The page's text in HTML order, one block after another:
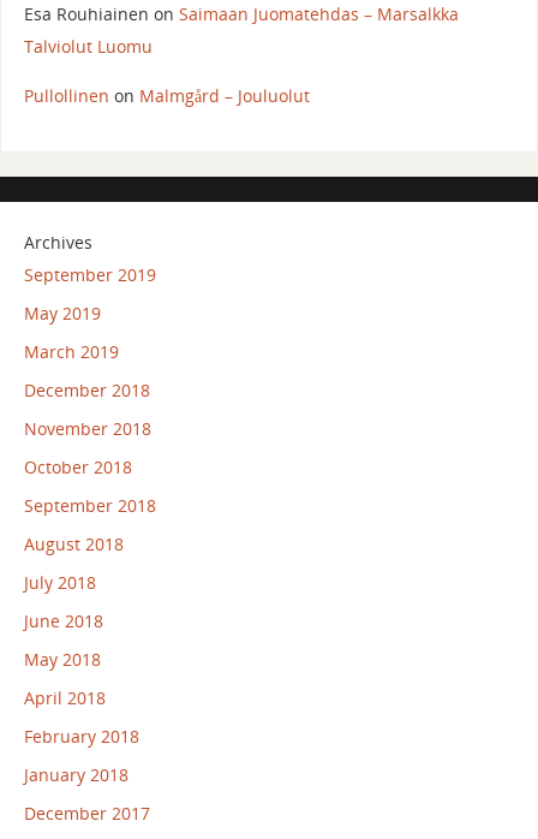
Esa Rouhiainen on Saimaan Juomatehdas – Marsalkka
Talviolut Luomu
Pullollinen on Malmgård – Jouluolut
Archives
September 2019
May 2019
March 2019
December 2018
November 2018
October 2018
September 2018
August 2018
July 2018
June 2018
May 2018
April 2018
February 2018
January 2018
December 2017